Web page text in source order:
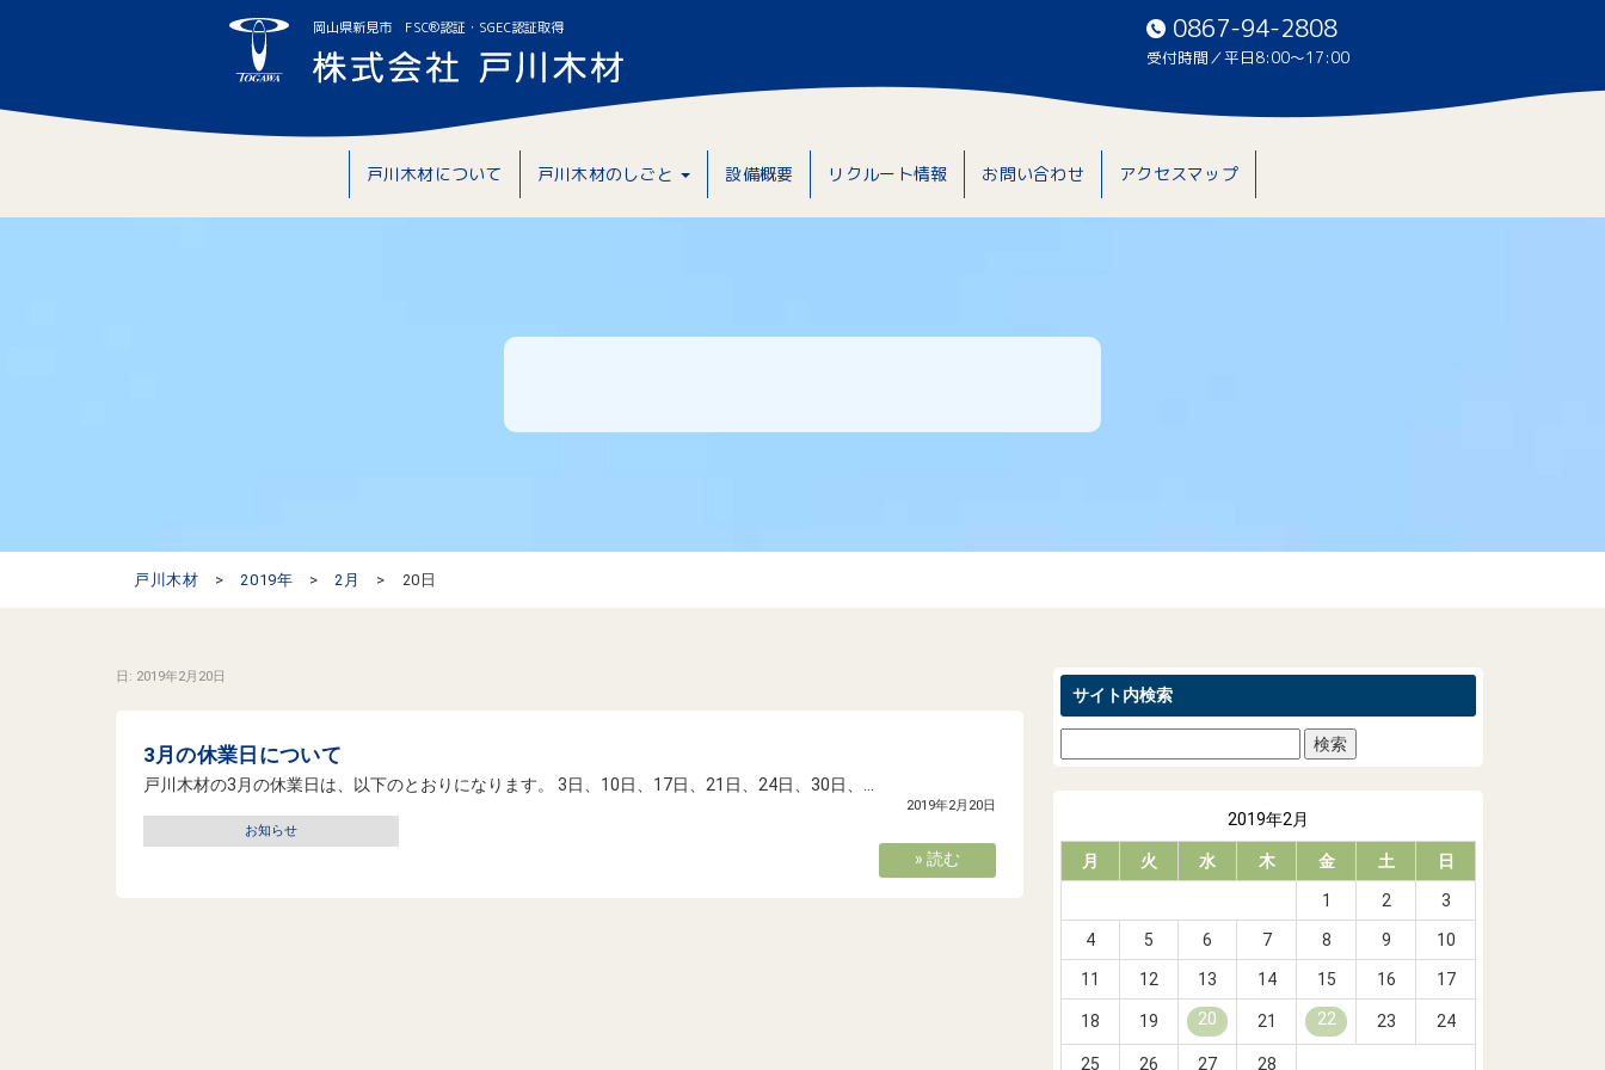
岡山県新見市 FSC®認証・SGEC認証取得 0867-94-2808
受付時間／平日8:00〜17:00
戸川木材について 戸川木材のしごと 設備概要 リクルート情報 お問い合わせ アクセスマップ
戸川木材 > 2019年 > 2月 > 20日
日: 2019年2月20日
3月の休業日について
戸川木材の3月の休業日は、以下のとおりになります。 3日、10日、17日、21日、24日、30日、...
2019年2月20日
お知らせ
» 読む
サイト内検索
2019年2月
月 火 水 木 金 土 日
1 2 3
4 5 6 7 8 9 10
11 12 13 14 15 16 17
18 19 20 21 22 23 24
25 26 27 28